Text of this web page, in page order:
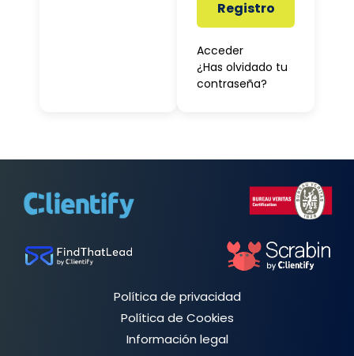
Registro
Acceder
¿Has olvidado tu
contraseña?
Política de privacidad
Política de Cookies
Información legal